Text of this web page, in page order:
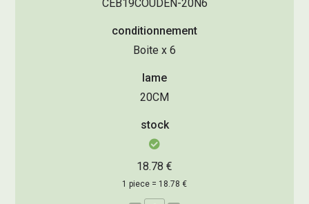
CEB19COUDEN-20N6
conditionnement
Boite x 6
lame
20CM
stock
18.78 €
1 piece = 18.78 €